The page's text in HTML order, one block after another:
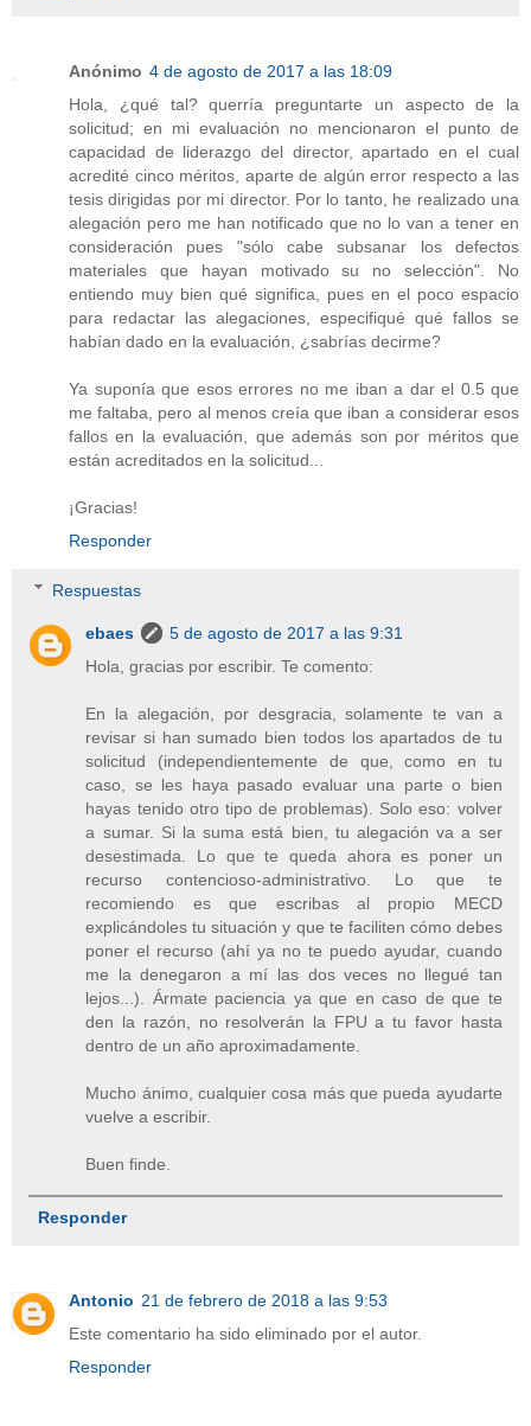
Anónimo 4 de agosto de 2017 a las 18:09
Hola, ¿qué tal? querría preguntarte un aspecto de la
solicitud; en mi evaluación no mencionaron el punto de
capacidad de liderazgo del director, apartado en el cual
acredité cinco méritos, aparte de algún error respecto a las
tesis dirigidas por mi director. Por lo tanto, he realizado una
alegación pero me han notificado que no lo van a tener en
consideración pues "sólo cabe subsanar los defectos
materiales que hayan motivado su no selección". No
entiendo muy bien qué significa, pues en el poco espacio
para redactar las alegaciones, especifiqué qué fallos se
habían dado en la evaluación, ¿sabrías decirme?
Ya suponía que esos errores no me iban a dar el 0.5 que
me faltaba, pero al menos creía que iban a considerar esos
fallos en la evaluación, que además son por méritos que
están acreditados en la solicitud...
¡Gracias!
Responder
Respuestas
ebaes
5 de agosto de 2017 a las 9:31
Hola, gracias por escribir. Te comento:
En la alegación, por desgracia, solamente te van a
revisar si han sumado bien todos los apartados de tu
solicitud (independientemente de que, como en tu
caso, se les haya pasado evaluar una parte o bien
hayas tenido otro tipo de problemas). Solo eso: volver
a sumar. Si la suma está bien, tu alegación va a ser
desestimada. Lo que te queda ahora es poner un
recurso contencioso-administrativo. Lo que te
recomiendo es que escribas al propio MECD
explicándoles tu situación y que te faciliten cómo debes
poner el recurso (ahí ya no te puedo ayudar, cuando
me la denegaron a mí las dos veces no llegué tan
lejos...). Ármate paciencia ya que en caso de que te
den la razón, no resolverán la FPU a tu favor hasta
dentro de un año aproximadamente.
Mucho ánimo, cualquier cosa más que pueda ayudarte
vuelve a escribir.
Buen finde.
Responder
Antonio 21 de febrero de 2018 a las 9:53
Este comentario ha sido eliminado por el autor.
Responder